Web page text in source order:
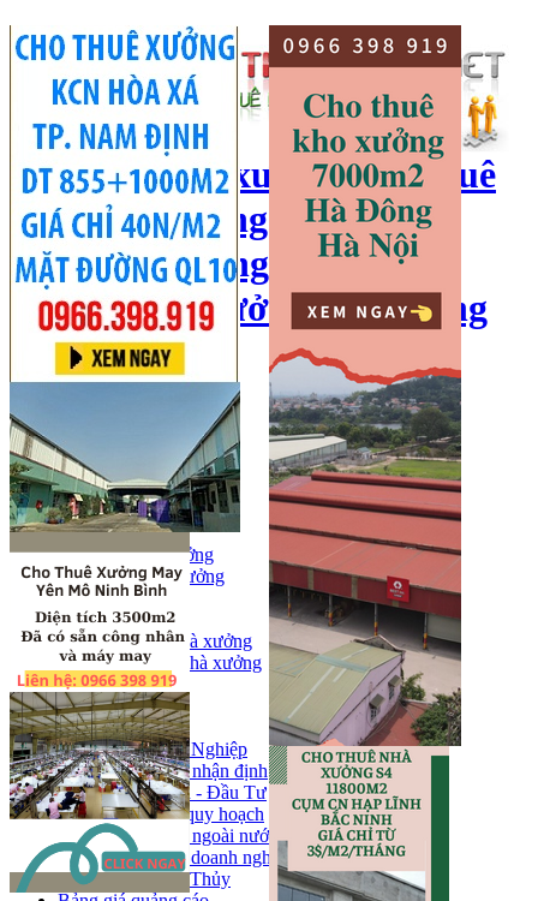
cho thuê kho xưởng, cho thuê
kho, kho xưởng hà nội, cho
thuê nhà xưởng, cho thuê
xưởng, kho xưởng hải dương
Hotline:0966 398 919
Đăng ký
Đăng tin bán/cho thuê
Trang chủ
Bán kho, nhà xưởng
Bán kho xưởng
Kho
Mặt bằng
Cho thuê kho, nhà xưởng
Cho thuê nhà xưởng
Kho
Mặt bằng
Tin tức
Khu Công Nghiệp
Phân tích - nhận định
Chính sách - Đầu Tư
Thông tin quy hoạch
Thị trường ngoài nước
Hoạt động doanh nghiẹp
Tin Phong Thủy